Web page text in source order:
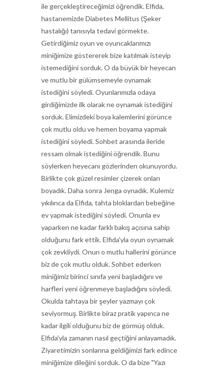
ile gerçekleştireceğimizi öğrendik. Elfida,
hastanemizde Diabetes Mellitus (Şeker
hastalığı) tanısıyla tedavi görmekte.
Getirdiğimiz oyun ve oyuncaklarımızı
miniğimize göstererek bize katılmak isteyip
istemediğini sorduk. O da büyük bir heyecan
ve mutlu bir gülümsemeyle oynamak
istediğini söyledi. Oyunlarımızla odaya
girdiğimizde ilk olarak ne oynamak istediğini
sorduk. Elimizdeki boya kalemlerini görünce
çok mutlu oldu ve hemen boyama yapmak
istediğini söyledi. Sohbet arasında ileride
ressam olmak istediğini öğrendik. Bunu
söylerken heyecanı gözlerinden okunuyordu.
Birlikte çok güzel resimler çizerek onları
boyadık. Daha sonra Jenga oynadık. Kulemiz
yıkılınca da Elfida, tahta bloklardan bebeğine
ev yapmak istediğini söyledi. Onunla ev
yaparken ne kadar farklı bakış açısına sahip
olduğunu fark ettik. Elfida'yla oyun oynamak
çok zevkliydi. Onun o mutlu hallerini görünce
biz de çok mutlu olduk. Sohbet ederken
miniğimiz birinci sınıfa yeni başladığını ve
harfleri yeni öğrenmeye başladığını söyledi.
Okulda tahtaya bir şeyler yazmayı çok
seviyormuş. Birlikte biraz pratik yapınca ne
kadar ilgili olduğunu biz de görmüş olduk.
Elfida'yla zamanın nasıl geçtiğini anlayamadık.
Ziyaretimizin sonlarına geldiğimizi fark edince
miniğimize dileğini sorduk. O da bize "Yazı